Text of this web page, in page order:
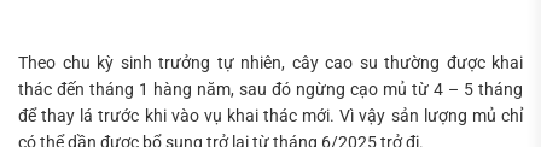
Theo chu kỳ sinh trưởng tự nhiên, cây cao su thường được khai
thác đến tháng 1 hàng năm, sau đó ngừng cạo mủ từ 4 – 5 tháng
để thay lá trước khi vào vụ khai thác mới. Vì vậy sản lượng mủ chỉ
có thể dần được bổ sung trở lại từ tháng 6/2025 trở đi.